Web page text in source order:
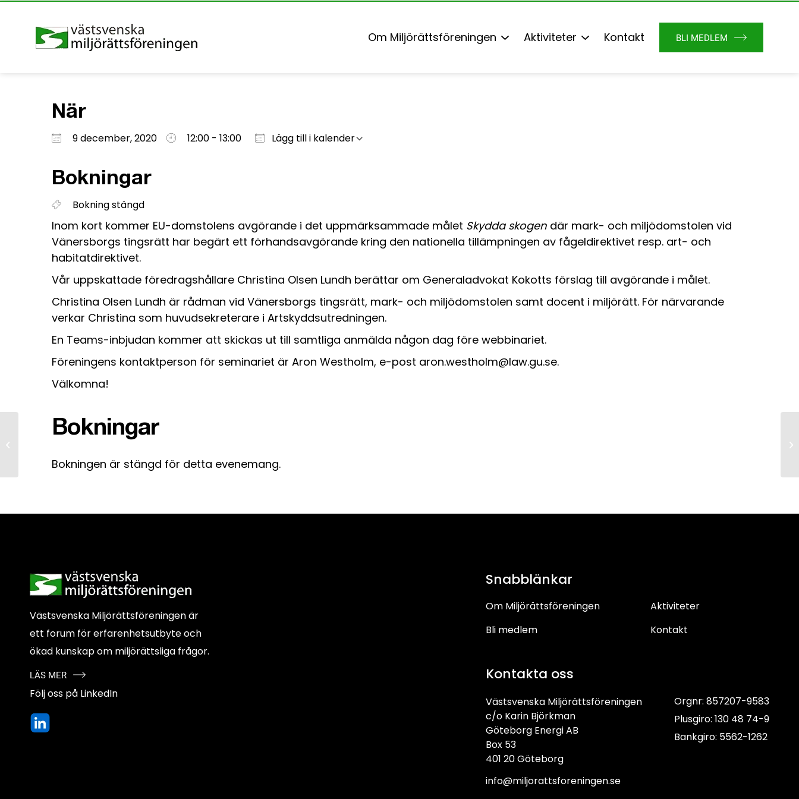
Om Miljörättsföreningen Aktiviteter Kontakt BLI MEDLEM
När
9 december, 2020 12:00 - 13:00 Lägg till i kalender
Ladda ner ICS
Bokningar
Bokning stängd
Inom kort kommer EU-domstolens avgörande i det uppmärksammade målet Skydda skogen där mark- och miljödomstolen vid
Vänersborgs tingsrätt har begärt ett förhandsavgörande kring den nationella tillämpningen av fågeldirektivet resp. art- och
habitatdirektivet.
Vår uppskattade föredragshållare Christina Olsen Lundh berättar om Generaladvokat Kokotts förslag till avgörande i målet.
Christina Olsen Lundh är rådman vid Vänersborgs tingsrätt, mark- och miljödomstolen samt docent i miljörätt. För närvarande
verkar Christina som huvudsekreterare i Artskyddsutredningen.
En Teams-inbjudan kommer att skickas ut till samtliga anmälda någon dag före webbinariet.
Föreningens kontaktperson för seminariet är Aron Westholm, e-post aron.westholm@law.gu.se.
Välkomna!
Bokningar
Bokningen är stängd för detta evenemang.
Västsvenska Miljörättsföreningen är
ett forum för erfarenhetsutbyte och
ökad kunskap om miljörättsliga frågor.
LÄS MER
Följ oss på LinkedIn
Snabblänkar
Om Miljörättsföreningen
Aktiviteter
Bli medlem
Kontakt
Kontakta oss
Västsvenska Miljörättsföreningen
c/o Karin Björkman
Göteborg Energi AB
Box 53
401 20 Göteborg
info@miljorattsforeningen.se
Orgnr: 857207-9583
Plusgiro: 130 48 74-9
Bankgiro: 5562-1262
Lunchwebbinarium med
rapportering...